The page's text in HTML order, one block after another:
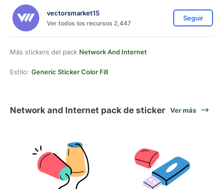
vectorsmarket15
Ver todos los recursos 2,447
Seguir
Más stickers del pack Network And Internet
Estilo: Generic Sticker Color Fill
Network and Internet pack de sticker Ver más